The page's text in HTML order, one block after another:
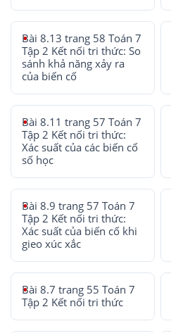
Bài 8.13 trang 58 Toán 7
Tập 2 Kết nối tri thức: So
sánh khả năng xảy ra
của biến cố
Bài 8.11 trang 57 Toán 7
Tập 2 Kết nối tri thức:
Xác suất của các biến cố
số học
Bài 8.9 trang 57 Toán 7
Tập 2 Kết nối tri thức:
Xác suất của biến cố khi
gieo xúc xắc
Bài 8.7 trang 55 Toán 7
Tập 2 Kết nối tri thức